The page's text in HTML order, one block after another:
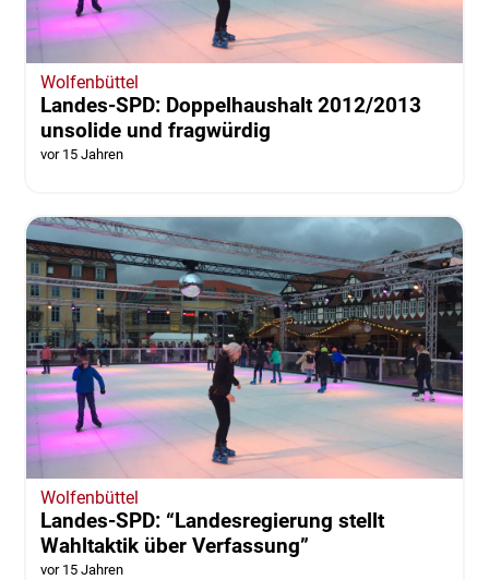
Wolfenbüttel
Landes-SPD: Doppelhaushalt 2012/2013
unsolide und fragwürdig
vor 15 Jahren
Wolfenbüttel
Landes-SPD: “Landesregierung stellt
Wahltaktik über Verfassung”
vor 15 Jahren